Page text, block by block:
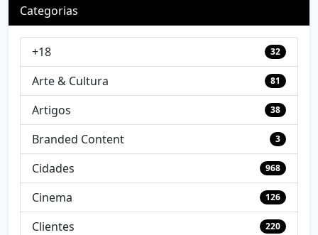
Categorias
+18 32
Arte & Cultura 81
Artigos 38
Branded Content 3
Cidades 968
Cinema 126
Clientes 220